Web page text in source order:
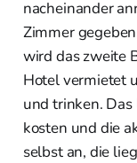
nacheinander
Zimmer
wird das zweite
Hotel vermietet
und trinken.
kosten und die
selbst an, die